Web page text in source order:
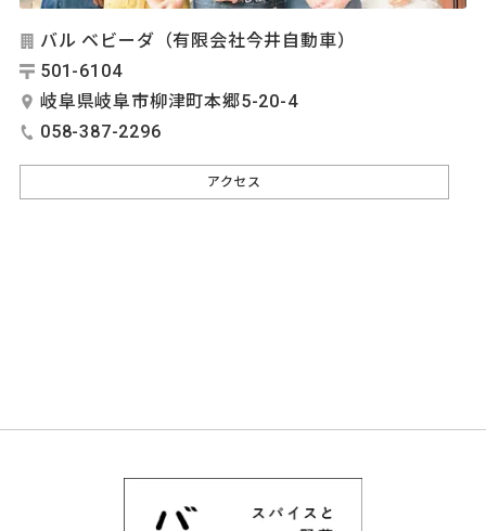
バル ベビーダ（有限会社今井自動車）
501-6104
岐阜県岐阜市柳津町本郷5-20-4
058-387-2296
アクセス